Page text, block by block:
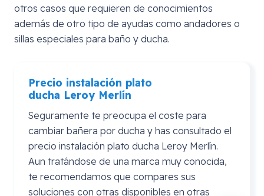
otros casos que requieren de conocimientos
además de otro tipo de ayudas como andadores o
sillas especiales para baño y ducha.
Precio instalación plato
ducha Leroy Merlín
Seguramente te preocupa el coste para
cambiar bañera por ducha y has consultado el
precio instalación plato ducha Leroy Merlín.
Aun tratándose de una marca muy conocida,
te recomendamos que compares sus
soluciones con otras disponibles en otras